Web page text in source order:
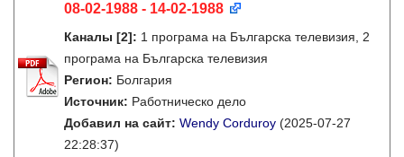
08-02-1988 - 14-02-1988
Каналы [2]: 1 програма на Българска телевизия, 2
програма на Българска телевизия
Регион: Болгария
Источник: Работническо дело
Добавил на сайт: Wendy Corduroy (2025-07-27
22:28:37)